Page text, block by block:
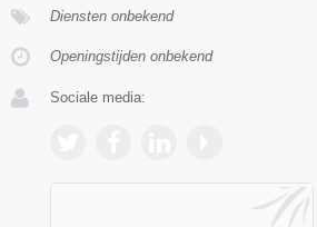
Diensten onbekend
Openingstijden onbekend
Sociale media: